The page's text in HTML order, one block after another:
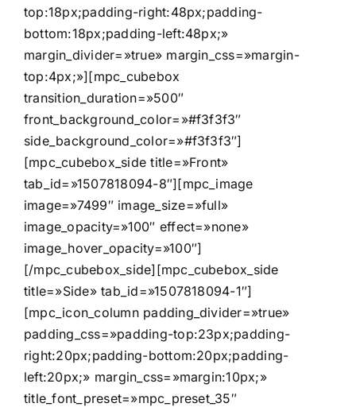
top:18px;padding-right:48px;padding-
bottom:18px;padding-left:48px;»
margin_divider=»true» margin_css=»margin-
top:4px;»][mpc_cubebox
transition_duration=»500″
front_background_color=»#f3f3f3″
side_background_color=»#f3f3f3″]
[mpc_cubebox_side title=»Front»
tab_id=»1507818094-8″][mpc_image
image=»7499″ image_size=»full»
image_opacity=»100″ effect=»none»
image_hover_opacity=»100″]
[/mpc_cubebox_side][mpc_cubebox_side
title=»Side» tab_id=»1507818094-1″]
[mpc_icon_column padding_divider=»true»
padding_css=»padding-top:23px;padding-
right:20px;padding-bottom:20px;padding-
left:20px;» margin_css=»margin:10px;»
title_font_preset=»mpc_preset_35″